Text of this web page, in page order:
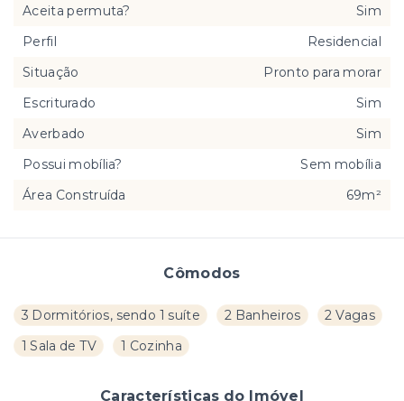
Cômodos
3 Dormitórios, sendo 1 suíte 2 Banheiros
2 Vagas
1 Sala de TV
1 Cozinha
Características do Imóvel
Aceita permuta?
Sim
Perfil
Residencial
Situação
Pronto para morar
Escriturado
Sim
Averbado
Sim
Possui mobília?
Sem mobília
Área Construída
69m²